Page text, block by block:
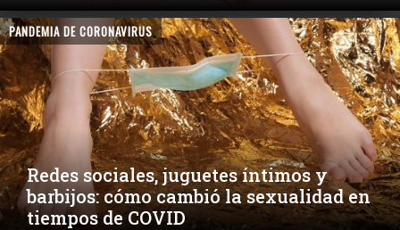
PANDEMIA DE CORONAVIRUS
Redes sociales, juguetes íntimos y
barbijos: cómo cambió la sexualidad en
tiempos de COVID